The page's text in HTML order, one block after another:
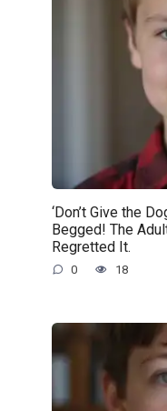
‘Don’t Give the
Begged! The
Regretted It.
0 18